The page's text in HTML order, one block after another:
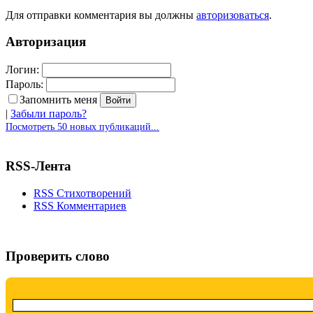
Для отправки комментария вы должны авторизоваться.
Авторизация
Логин:
Пароль:
Запомнить меня
| Забыли пароль?
Посмотреть 50 новых публикаций...
RSS-Лента
RSS Стихотворений
RSS Комментариев
Проверить слово